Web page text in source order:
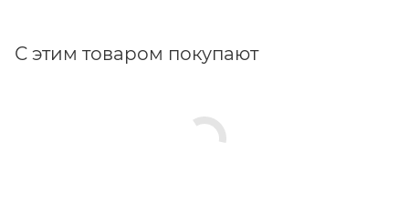
С этим товаром покупают